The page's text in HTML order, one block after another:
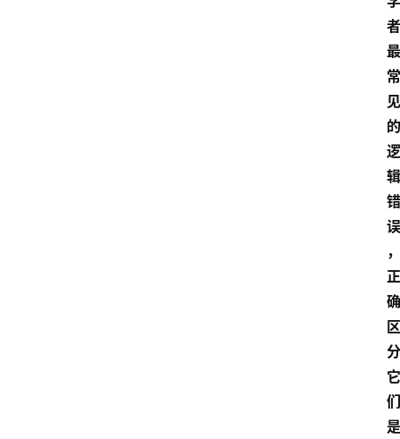
者
最
常
见
的
逻
辑
错
误
，
正
确
区
分
它
们
是